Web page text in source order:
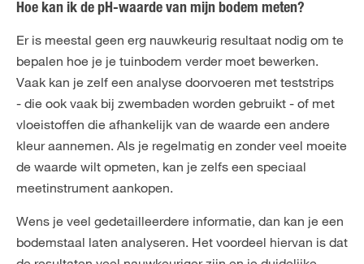
Hoe kan ik de pH-waarde van mijn bodem meten?
Er is meestal geen erg nauwkeurig resultaat nodig om te
bepalen hoe je je tuinbodem verder moet bewerken.
Vaak kan je zelf een analyse doorvoeren met teststrips
- die ook vaak bij zwembaden worden gebruikt - of met
vloeistoffen die afhankelijk van de waarde een andere
kleur aannemen. Als je regelmatig en zonder veel moeite
de waarde wilt opmeten, kan je zelfs een speciaal
meetinstrument aankopen.
Wens je veel gedetailleerdere informatie, dan kan je een
bodemstaal laten analyseren. Het voordeel hiervan is dat